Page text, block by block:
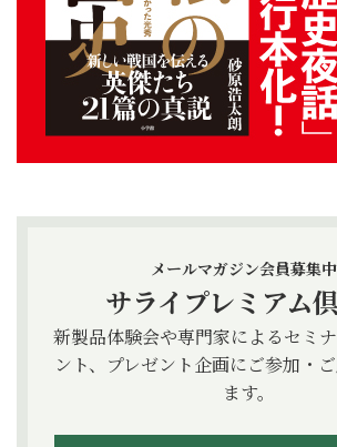
メールマガジン会員募集
サライプレミアム
新製品体験会や専門家によるセミ
ント、プレゼント企画にご参加・
ます。